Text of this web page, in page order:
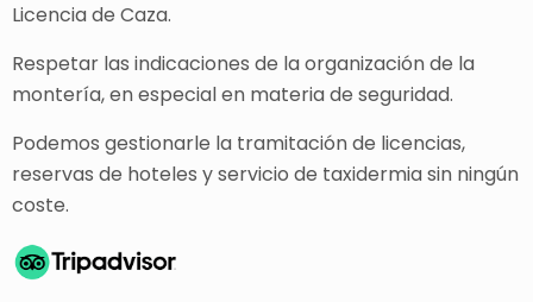
Licencia de Caza.
Respetar las indicaciones de la organización de la
montería, en especial en materia de seguridad.
Podemos gestionarle la tramitación de licencias,
reservas de hoteles y servicio de taxidermia sin ningún
coste.